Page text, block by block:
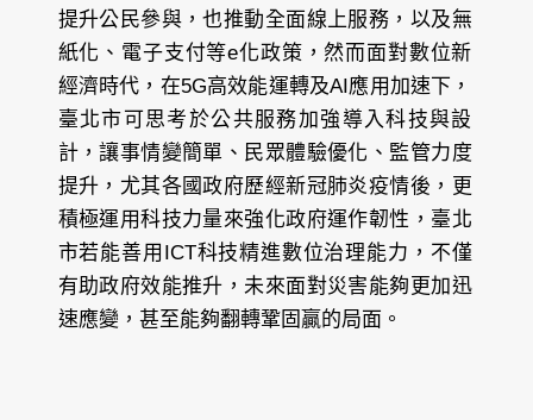
提升公民參與，也推動全面線上服務，以及無
紙化、電子支付等e化政策，然而面對數位新
經濟時代，在5G高效能運轉及AI應用加速下，
臺北市可思考於公共服務加強導入科技與設
計，讓事情變簡單、民眾體驗優化、監管力度
提升，尤其各國政府歷經新冠肺炎疫情後，更
積極運用科技力量來強化政府運作韌性，臺北
市若能善用ICT科技精進數位治理能力，不僅
有助政府效能推升，未來面對災害能夠更加迅
速應變，甚至能夠翻轉鞏固贏的局面。